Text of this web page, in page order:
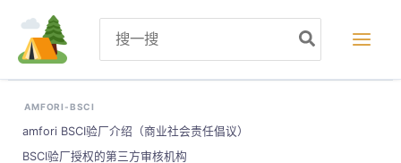
for:
AMFORI-BSCI
amfori BSCI验厂介绍（商业社会责任倡议）
BSCI验厂授权的第三方审核机构